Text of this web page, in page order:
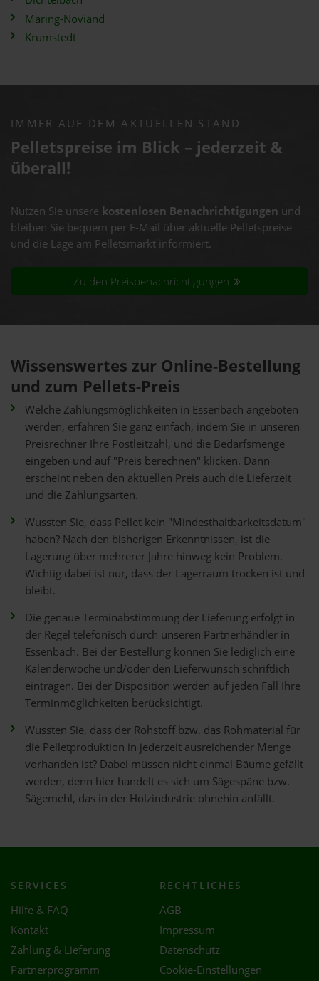
Maring-Noviand
Krumstedt
IMMER AUF DEM AKTUELLEN STAND
Pelletspreise im Blick – jederzeit &
überall!
Nutzen Sie unsere kostenlosen Benachrichtigungen und
bleiben Sie bequem per E-Mail über aktuelle Pelletspreise
und die Lage am Pelletsmarkt informiert.
Zu den Preisbenachrichtigungen
Wissenswertes zur Online-Bestellung
und zum Pellets-Preis
Welche Zahlungsmöglichkeiten in Essenbach angeboten
werden, erfahren Sie ganz einfach, indem Sie in unseren
Preisrechner Ihre Postleitzahl, und die Bedarfsmenge
eingeben und auf "Preis berechnen" klicken. Dann
erscheint neben den aktuellen Preis auch die Lieferzeit
und die Zahlungsarten.
Wussten Sie, dass Pellet kein "Mindesthaltbarkeitsdatum"
haben? Nach den bisherigen Erkenntnissen, ist die
Lagerung über mehrerer Jahre hinweg kein Problem.
Wichtig dabei ist nur, dass der Lagerraum trocken ist und
bleibt.
Die genaue Terminabstimmung der Lieferung erfolgt in
der Regel telefonisch durch unseren Partnerhändler in
Essenbach. Bei der Bestellung können Sie lediglich eine
Kalenderwoche und/oder den Lieferwunsch schriftlich
eintragen. Bei der Disposition werden auf jeden Fall Ihre
Terminmöglichkeiten berücksichtigt.
Wussten Sie, dass der Rohstoff bzw. das Rohmaterial für
die Pelletproduktion in jederzeit ausreichender Menge
vorhanden ist? Dabei müssen nicht einmal Bäume gefällt
werden, denn hier handelt es sich um Sägespäne bzw.
Sägemehl, das in der Holzindustrie ohnehin anfällt.
SERVICES
Hilfe & FAQ
Kontakt
Zahlung & Lieferung
Partnerprogramm
RECHTLICHES
AGB
Impressum
Datenschutz
Cookie-Einstellungen